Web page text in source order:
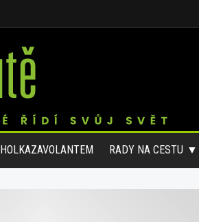
RADY NA CESTU